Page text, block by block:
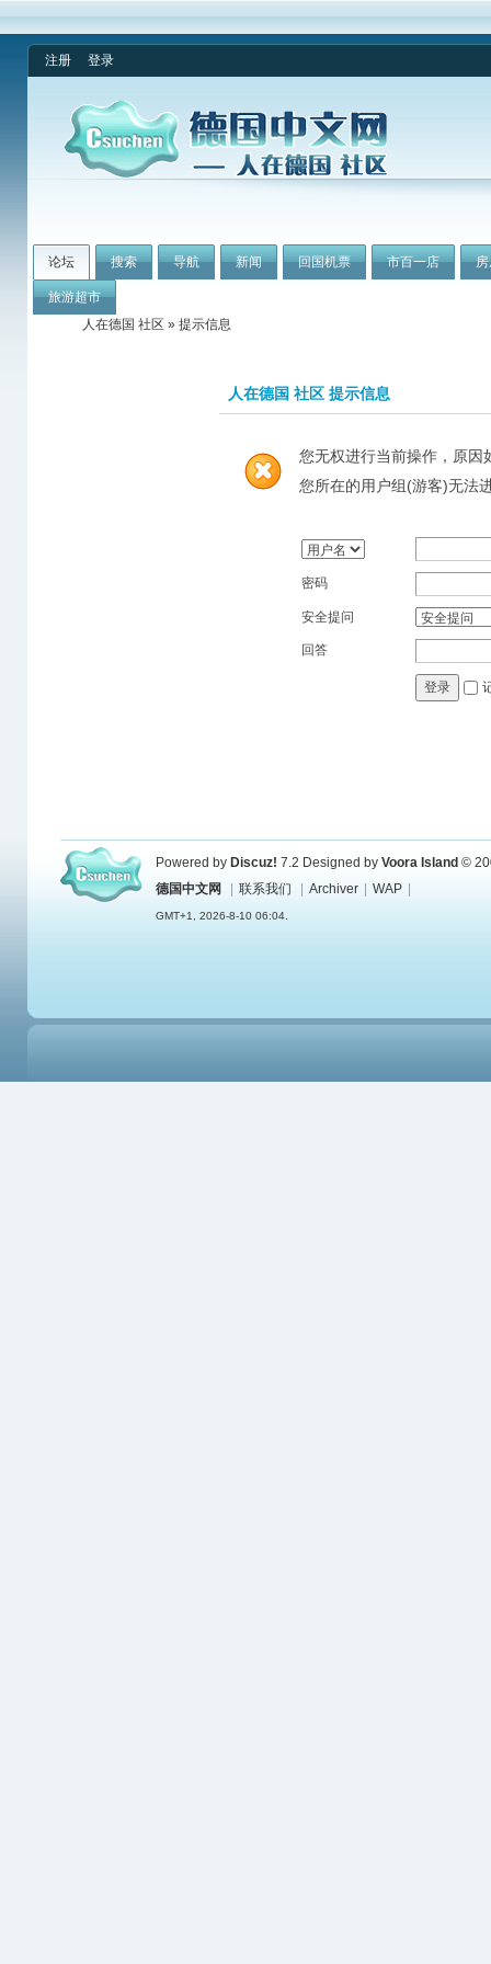
注册 登录
论坛 搜索 导航 新闻 回国机票 市百一店
旅游超市
人在德国 社区 » 提示信息
人在德国 社区 提示信息
您无权进行当前操作，原因
您所在的用户组(游客)无法
密码
安全提问
回答
登录
Powered by Discuz! 7.2 Designed by Voora Island ©
德国中文网
联系我们 Archiver WAP
GMT+1, 2026-8-10 06:04.